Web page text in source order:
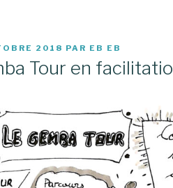
2018 PAR EB EB
Tour en